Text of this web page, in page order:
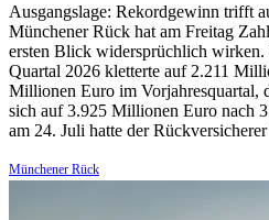
Ausgangslage: Rekordgewinn trifft
Münchener Rück hat am Freitag
ersten Blick widersprüchlich
Quartal 2026 kletterte auf 2.211
Millionen Euro im Vorjahresquartal,
sich auf 3.925 Millionen Euro nach
am 24. Juli hatte der
Münchener Rück